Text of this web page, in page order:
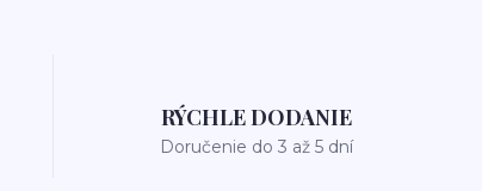
RÝCHLE DODANIE
Doručenie do 3 až 5 dní